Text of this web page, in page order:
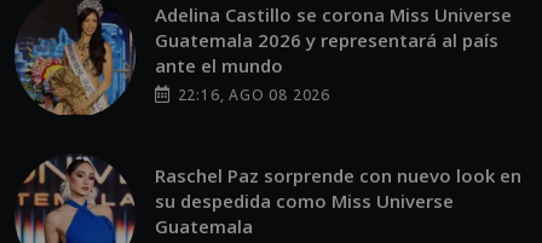
Adelina Castillo se corona Miss Universe
Guatemala 2026 y representará al país
ante el mundo
22:16, AGO 08 2026
Raschel Paz sorprende con nuevo look en
su despedida como Miss Universe
Guatemala